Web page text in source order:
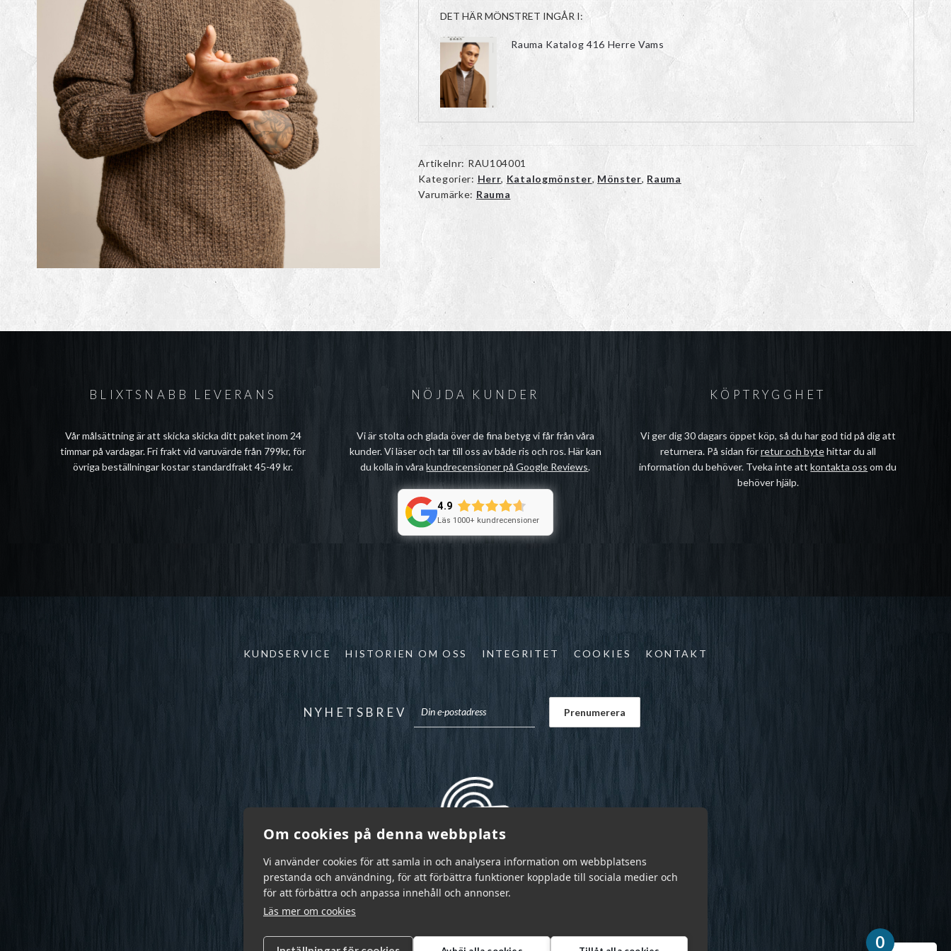
Om cookies på denna webbplats
Vi använder cookies för att samla in och analysera information om webbplatsens
prestanda och användning, för att förbättra funktioner kopplade till sociala medier och
för att förbättra och anpassa innehåll och annonser.
Läs mer om cookies
DET HÄR MÖNSTRET INGÅR I:
Rauma Katalog 416 Herre Vams
Artikelnr: RAU104001
Kategorier: Herr, Katalogmönster, Mönster, Rauma
Varumärke: Rauma
BLIXTSNABB LEVERANS
Vår målsättning är att skicka skicka ditt paket inom 24
timmar på vardagar. Fri frakt vid varuvärde från 799kr, för
övriga beställningar kostar standardfrakt 45-49 kr.
NÖJDA KUNDER
Vi är stolta och glada över de fina betyg vi får från våra
kunder. Vi läser och tar till oss av både ris och ros. Här kan
du kolla in vårakundrecensioner på Google Reviews.
4.9
Läs 1000+ kundrecensioner
KÖPTRYGGHET
Vi ger dig 30 dagars öppet köp, så du har god tid på dig att
returnera. På sidan förretur och bytehittar du all
information du behöver. Tveka inte attkontakta oss om du
behöver hjälp.
KUNDSERVICE HISTORIEN OM OSS INTEGRITET COOKIES KONTAKT
NYHETSBREV
0